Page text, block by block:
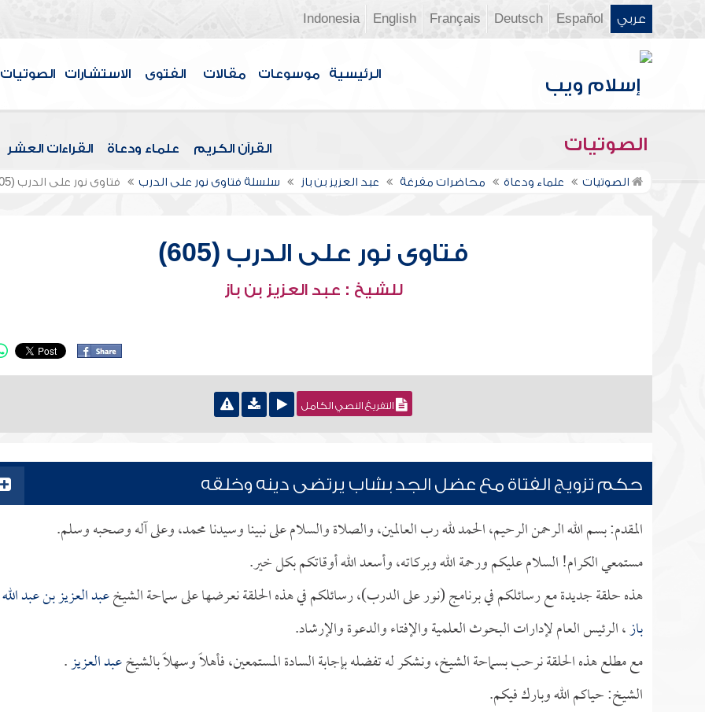
عربي Español
Deutsch
Français
English
Indonesia
الرئيسية موسوعات مقالات الفتوى الاستشارات الصوتيات
الصوتيات القرآن الكريم علماء ودعاة القراءات العشر
الصوتيات علماء ودعاة محاضرات مفرغة عبد العزيز بن باز سلسلة فتاوى نور على الدرب فتاوى نور على الدرب (605)
فتاوى نور على الدرب (605)
للشيخ : عبد العزيز بن باز
التفريغ النصي الكامل
حكم تزويج الفتاة مع عضل الجد بشاب يرتضى دينه وخلقه
المقدم: بسم الله الرحمن الرحيم، الحمد لله رب العالمين، والصلاة والسلام على نبينا وسيدنا محمد، وعلى آله وصحبه وسلم.
مستمعي الكرام! السلام عليكم ورحمة الله وبركاته، وأسعد الله أوقاتكم بكل خير.
هذه حلقة جديدة مع رسائلكم في برنامج (نور على الدرب)، رسائلكم في هذه الحلقة نعرضها على سماحة الشيخعبد العزيز بن عبد
باز، الرئيس العام لإدارات البحوث العلمية والإفتاء والدعوة والإرشاد.
مع مطلع هذه الحلقة نرحب بسماحة الشيخ، ونشكر له تفضله بإجابة السادة المستمعين، فأهلاً وسهلاً بالشيخعبد العزيز.
الشيخ: حياكم الله وبارك فيكم.